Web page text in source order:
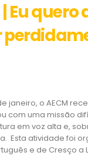
| Eu
janeiro, o AECM
com uma missão
em voz alta e,
Esta atividade foi
e de Cresço a